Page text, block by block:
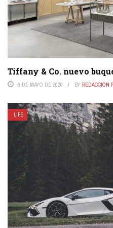
Tiffany & Co. nuevo
8 DE MAYO DE 2020 BY REDACCIÓN
LIFE